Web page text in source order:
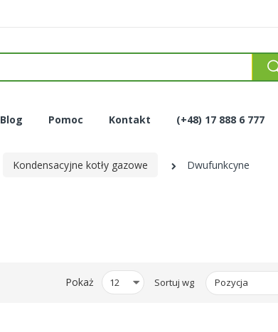
Blog Pomoc Kontakt (+48) 17 888 6 777
Kondensacyjne kotły gazowe Dwufunkcyne
Pokaż Sortuj wg